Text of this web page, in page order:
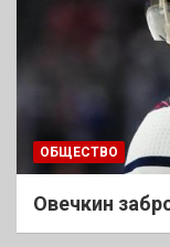
ОБЩЕСТВО
Овечкин